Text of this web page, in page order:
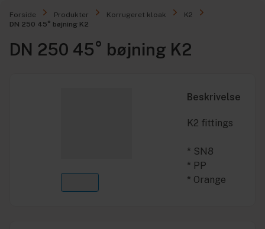
Forside Produkter Korrugeret kloak
K2
DN 250 45° bøjning K2
DN 250 45° bøjning K2
Beskrivelse
K2 fittings
* SN8
* PP
* Orange